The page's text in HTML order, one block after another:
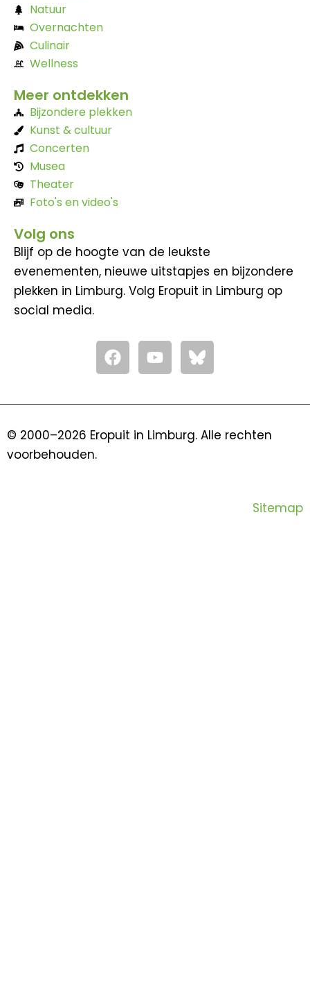
Natuur
Overnachten
Culinair
Wellness
Meer ontdekken
Bijzondere plekken
Kunst & cultuur
Concerten
Musea
Theater
Foto's en video's
Volg ons
Blijf op de hoogte van de leukste
evenementen, nieuwe uitstapjes en bijzondere
plekken in Limburg. Volg Eropuit in Limburg op
social media.
F
a
c
o
Y
o
u
b
© 2000–2026 Eropuit in Limburg. Alle rechten
voorbehouden.
Sitemap